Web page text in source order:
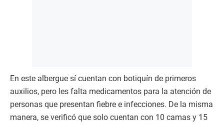
En este albergue sí cuentan con botiquín de primeros
auxilios, pero les falta medicamentos para la atención de
personas que presentan fiebre e infecciones. De la misma
manera, se verificó que solo cuentan con 10 camas y 15